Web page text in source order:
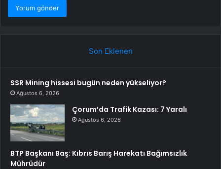
Son Eklenen
SSR Mining hissesi bugün neden yükseliyor?
Ağustos 6, 2026
Çorum’da Trafik Kazası: 7 Yaralı
Ağustos 6, 2026
BTP Başkanı Baş: Kıbrıs Barış Harekatı Bağımsızlık
Mührüdür